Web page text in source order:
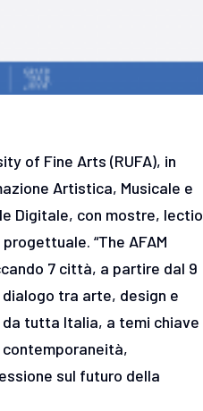
of Fine Arts (RUFA), in
Artistica, Musicale e
Digitale, con mostre, lectio
“The AFAM
7 città, a partire dal 9
tra arte, design e
tutta Italia, a temi chiave
sul futuro della